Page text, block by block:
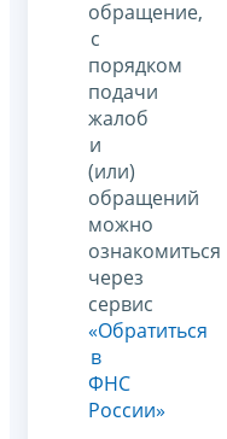
обращение,
с
порядком
подачи
жалоб
и
(или)
обращений
можно
ознакомиться
через
сервис
«Обратиться
в
ФНС
России»